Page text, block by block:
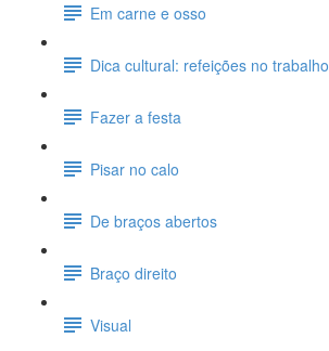
Em carne e osso
Dica cultural: refeições no trabalho
Fazer a festa
Pisar no calo
De braços abertos
Braço direito
Visual